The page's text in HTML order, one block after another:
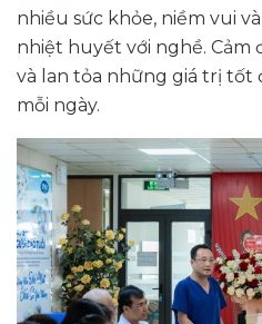
nhiều sức khỏe, niềm vui
nhiệt huyết với nghề. Cảm
và lan tỏa những giá trị tốt
mỗi ngày.